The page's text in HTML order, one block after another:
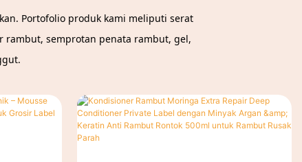
Portofolio produk kami meliputi serat
rambut, semprotan penata rambut, gel,